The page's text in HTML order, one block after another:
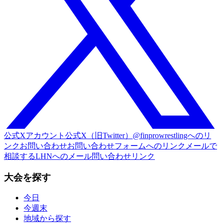
公式Xアカウント 公式X（旧Twitter）@finprowrestlingへのリ
ンクお問い合わせお問い合わせフォームへのリンク メールで
相談するLHNへのメール問い合わせリンク
大会を探す
今日
今週末
地域から探す